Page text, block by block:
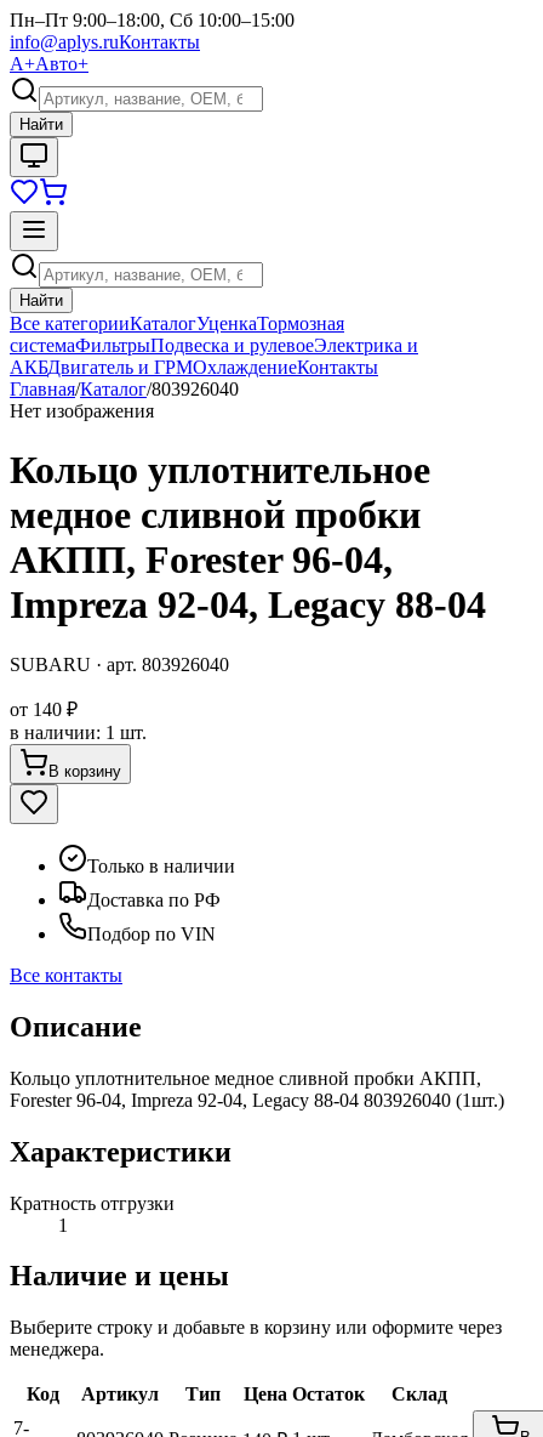
Пн–Пт 9:00–18:00, Сб 10:00–15:00
info@aplys.ruКонтакты
А+Авто+
Найти
Найти
Все категорииКаталогУценкаТормозная
системаФильтрыПодвеска и рулевоеЭлектрика и
АКБДвигатель и ГРМОхлаждениеКонтакты
Главная/Каталог/803926040
Нет изображения
Кольцо уплотнительное
медное сливной пробки
АКПП, Forester 96-04,
Impreza 92-04, Legacy 88-04
SUBARU · арт. 803926040
от 140 ₽
в наличии: 1 шт.
В корзину
Только в наличии
Доставка по РФ
Подбор по VIN
Все контакты
Описание
Кольцо уплотнительное медное сливной пробки АКПП,
Forester 96-04, Impreza 92-04, Legacy 88-04 803926040 (1шт.)
Характеристики
Кратность отгрузки
1
Наличие и цены
Выберите строку и добавьте в корзину или оформите через
менеджера.
Код Артикул Тип Цена Остаток
Склад
7-